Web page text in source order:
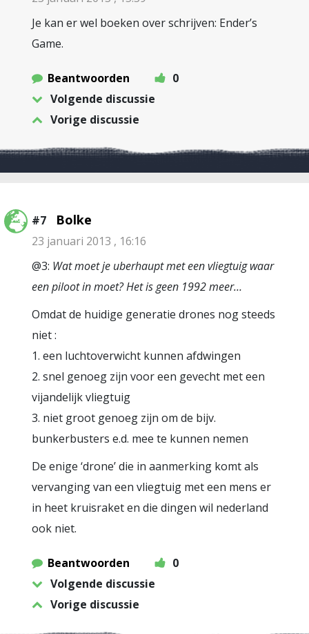
Je kan er wel boeken over schrijven: Ender’s
Game.
Beantwoorden
0
Volgende discussie
Vorige discussie
#7 Bolke
23 januari 2013 , 16:16
@3: Wat moet je uberhaupt met een vliegtuig waar
een piloot in moet? Het is geen 1992 meer…
Omdat de huidige generatie drones nog steeds
niet :
1. een luchtoverwicht kunnen afdwingen
2. snel genoeg zijn voor een gevecht met een
vijandelijk vliegtuig
3. niet groot genoeg zijn om de bijv.
bunkerbusters e.d. mee te kunnen nemen
De enige ‘drone’ die in aanmerking komt als
vervanging van een vliegtuig met een mens er
in heet kruisraket en die dingen wil nederland
ook niet.
Beantwoorden
0
Volgende discussie
Vorige discussie